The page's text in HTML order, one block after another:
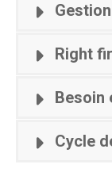
Right
Besoin
Cycle